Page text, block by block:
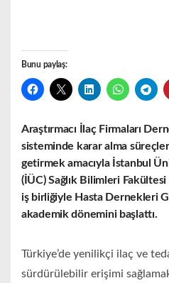
Bunu paylaş:
Araştırmacı İlaç Firmaları
sisteminde karar alma
getirmek amacıyla İstanbul
(İÜC) Sağlık Bilimleri
iş birliğiyle Hasta Dernekleri
akademik dönemini başlattı.
Türkiye’de yenilikçi ilaç ve
sürdürülebilir erişimi